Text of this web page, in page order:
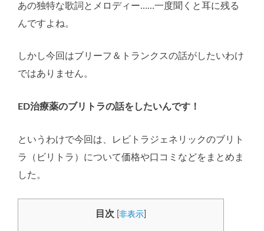
あの独特な歌詞とメロディー……一度聞くと耳に残る
んですよね。
しかし今回はブリーフ＆トランクスの話がしたいわけ
ではありません。
ED治療薬のブリトラの話をしたいんです！
というわけで今回は、レビトラジェネリックのブリト
ラ（ビリトラ）について価格や口コミなどをまとめま
した。
目次 非表示